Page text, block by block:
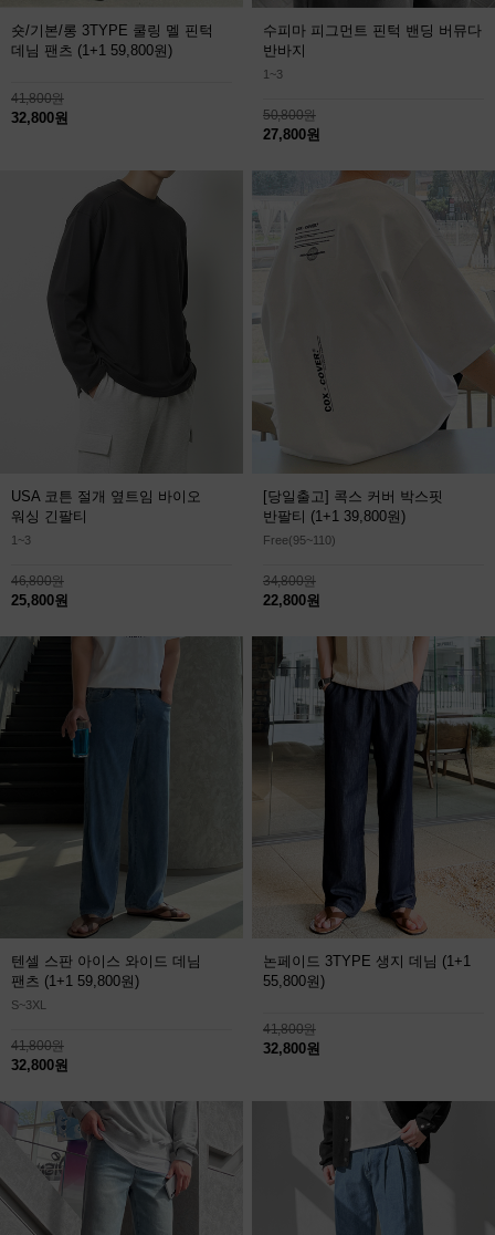
숏/기본/롱 3TYPE 쿨링 멜 핀턱
데님 팬츠 (1+1 59,800원)
41,800원
32,800원
수피마 피그먼트 핀턱 밴딩 버뮤다
반바지
1~3
50,800원
27,800원
USA 코튼 절개 옆트임 바이오
워싱 긴팔티
1~3
46,800원
25,800원
[당일출고] 콕스 커버 박스핏
반팔티 (1+1 39,800원)
Free(95~110)
34,800원
22,800원
텐셀 스판 아이스 와이드 데님
팬츠 (1+1 59,800원)
S~3XL
41,800원
32,800원
논페이드 3TYPE 생지 데님 (1+1
55,800원)
41,800원
32,800원